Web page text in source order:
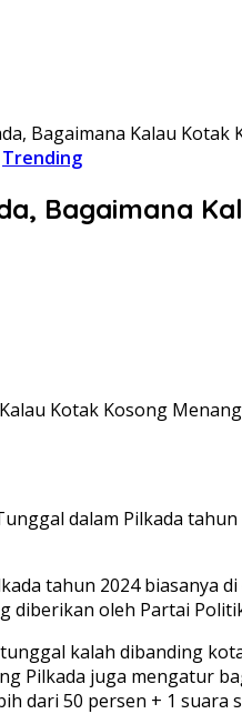
Bagaimana Kalau Kotak
Trending
Bagaimana
Kotak Kosong
dalam Pilkada
tahun 2024 biasanya
diberikan oleh Partai
kalah dibanding
Pilkada juga mengatur
dari 50 persen + 1 suara